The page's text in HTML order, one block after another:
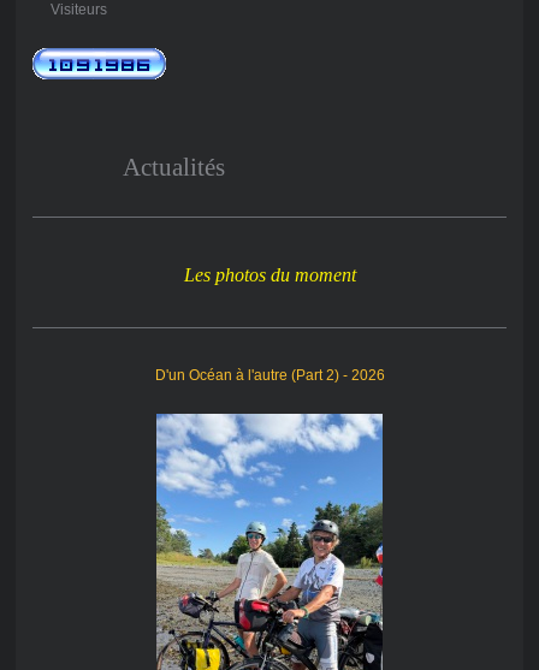
Visiteurs
Actualités
Les photos du moment
D'un Océan à l'autre (Part 2) - 2026